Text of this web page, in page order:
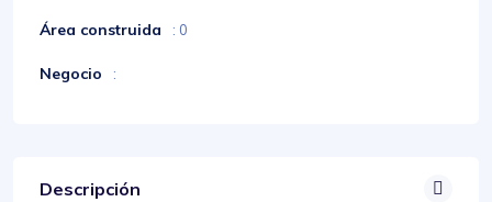
Área construida : 0
Negocio :
Descripción